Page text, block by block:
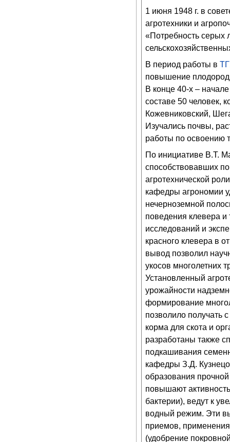
1 июня 1948 г. в
агротехники и
«Потребность серых
В период работы в
повышение
В конце 40-х –
составе 50 человек,
Кожевниковский,
Изучались почвы,
работы по освоению
По инициативе В.Т.
способствовавших
агротехнической
кафедры агрономии
нечерноземной
поведения клевера
исследований и
красного клевера в
вывод позволил
укосов многолетних
Установленный
урожайности
формирование
позволило получать
корма для скота и
разработаны также
подкашивания
кафедры З.Д.
образования
повышают
бактерии), ведут к
водный режим. Эти
приемов,
(удобрение